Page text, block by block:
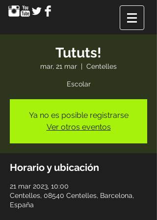
Tututs!
mar, 21 mar
  |
Centelles
Escolar
Ya no es posible registrarse
Ver otros eventos
Horario y ubicación
21 mar 2023, 10:00
Centelles, 08540 Centelles, Barcelona,
España